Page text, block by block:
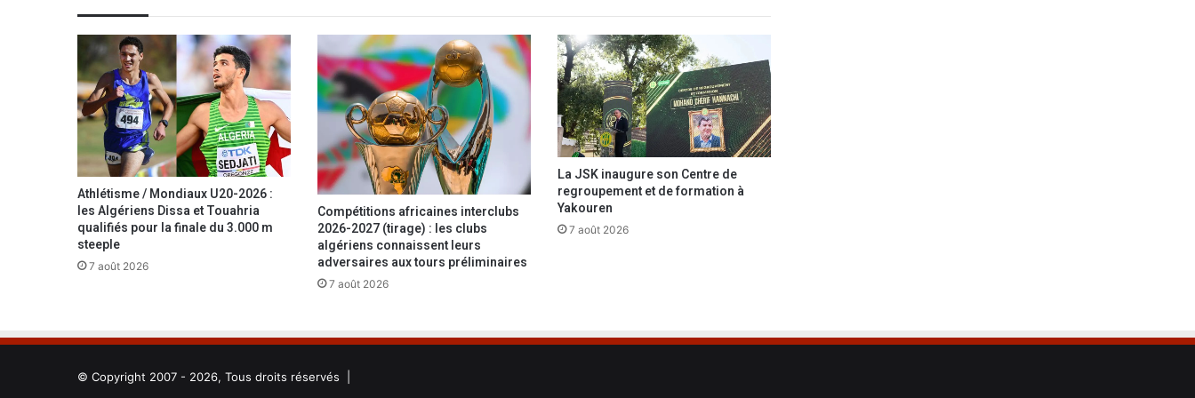
é
e
t
l
e
g
e
r
i
a
,
x
q
t
i
n
u
e
,
l
e
c
o
c
h
B
t
Athlétisme / Mondiaux U20-2026 :
les Algériens Dissa et Touahria
qualifiés pour la finale du 3.000 m
steeple
7 août 2026
Compétitions africaines interclubs
2026-2027 (tirage) : les clubs
algériens connaissent leurs
adversaires aux tours préliminaires
7 août 2026
La JSK inaugure son Centre de
regroupement et de formation à
Yakouren
7 août 2026
© Copyright 2007 - 2026, Tous droits réservés |